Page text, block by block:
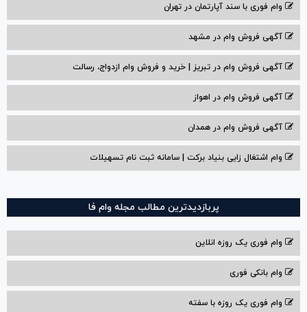
وام فوری با سند آپارتمان در تهران
آگهی فروش وام در مشهد
آگهی فروش وام در تبریز | خرید و فروش وام ازدواج، رسالت
آگهی فروش وام در اهواز
آگهی فروش وام در همدان
وام اشتغال زایی بنیاد برکت | سامانه ثبت نام تسهیلات
پربازدیدترین مطالب مجله وام فا
وام فوری یک روزه انلاین
وام بانکی فوری
وام فوری یک روزه با سفته